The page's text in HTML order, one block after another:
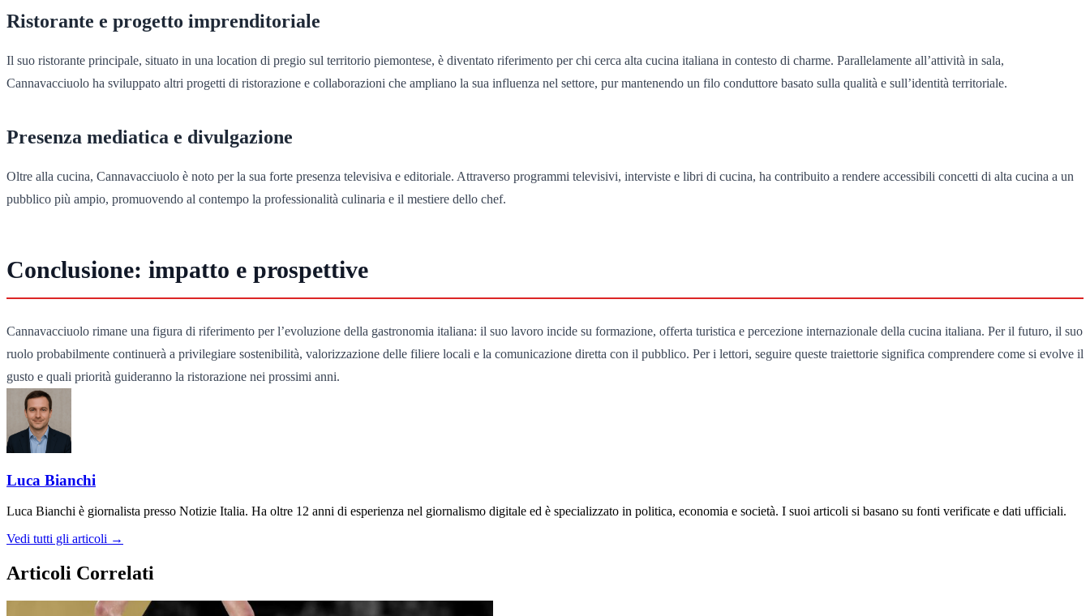
Ristorante e progetto imprenditoriale
Il suo ristorante principale, situato in una location di pregio sul territorio piemontese, è diventato riferimento per chi cerca alta cucina italiana in contesto di charme. Parallelamente all’attività in sala,
Cannavacciuolo ha sviluppato altri progetti di ristorazione e collaborazioni che ampliano la sua influenza nel settore, pur mantenendo un filo conduttore basato sulla qualità e sull’identità territoriale.
Presenza mediatica e divulgazione
Oltre alla cucina, Cannavacciuolo è noto per la sua forte presenza televisiva e editoriale. Attraverso programmi televisivi, interviste e libri di cucina, ha contribuito a rendere accessibili concetti di alta cucina a un
pubblico più ampio, promuovendo al contempo la professionalità culinaria e il mestiere dello chef.
Conclusione: impatto e prospettive
Cannavacciuolo rimane una figura di riferimento per l’evoluzione della gastronomia italiana: il suo lavoro incide su formazione, offerta turistica e percezione internazionale della cucina italiana. Per il futuro, il suo
ruolo probabilmente continuerà a privilegiare sostenibilità, valorizzazione delle filiere locali e la comunicazione diretta con il pubblico. Per i lettori, seguire queste traiettorie significa comprendere come si evolve il
gusto e quali priorità guideranno la ristorazione nei prossimi anni.
Luca Bianchi
Luca Bianchi è giornalista presso Notizie Italia. Ha oltre 12 anni di esperienza nel giornalismo digitale ed è specializzato in politica, economia e società. I suoi articoli si basano su fonti verificate e dati ufficiali.
Vedi tutti gli articoli →
Articoli Correlati